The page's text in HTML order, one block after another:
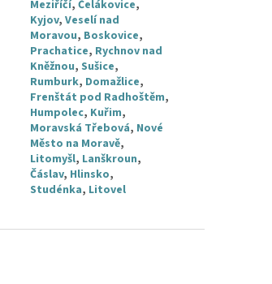
Meziříčí,Čelákovice,
Kyjov,Veselí nad
Moravou, Boskovice,
Prachatice, Rychnov nad
Kněžnou,Sušice,
Rumburk, Domažlice,
Frenštát pod Radhoštěm,
Humpolec, Kuřim,
Moravská Třebová, Nové
Město na Moravě,
Litomyšl, Lanškroun,
Čáslav, Hlinsko,
Studénka, Litovel